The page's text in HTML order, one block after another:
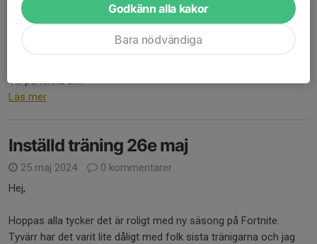
Vi hade en rolig och intensiv träning i söndags där vi tränade lite
var lärorikt även om det blir lite intensivt och stressande ibland.
Vill påminna er...
Läs mer
Inställd träning 26e maj
25 maj 2024
0 kommentarer
Hej,
Hoppas alla tycker det är roligt med ny säsong på Fortnite.
Tyvärr har det varit lite dåligt med folk sista tränigarna och jag
Godkänn alla kakor
Bara nödvändiga